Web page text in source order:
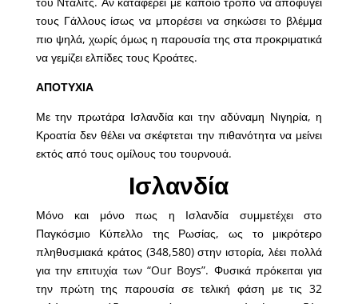
τους Γάλλους ίσως να μπορέσει να σηκώσει το βλέμμα
πιο ψηλά, χωρίς όμως η παρουσία της στα προκριματικά
να γεμίζει ελπίδες τους Κροάτες.
ΑΠΟΤΥΧΙΑ
Με την πρωτάρα Ισλανδία και την αδύναμη Νιγηρία, η
Κροατία δεν θέλει να σκέφτεται την πιθανότητα να μείνει
εκτός από τους ομίλους του τουρνουά.
Ισλανδία
Μόνο και μόνο πως η Ισλανδία συμμετέχει στο
Παγκόσμιο Κύπελλο της Ρωσίας, ως το μικρότερο
πληθυσμιακά κράτος (348,580) στην ιστορία, λέει πολλά
για την επιτυχία των “Our Boys”. Φυσικά πρόκειται για
την πρώτη της παρουσία σε τελική φάση με τις 32